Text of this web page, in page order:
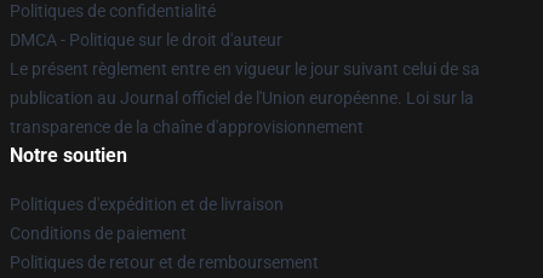
Politiques de confidentialité
DMCA - Politique sur le droit d'auteur
Le présent règlement entre en vigueur le jour suivant celui de sa
publication au Journal officiel de l'Union européenne. Loi sur la
transparence de la chaîne d'approvisionnement
Notre soutien
Politiques d'expédition et de livraison
Conditions de paiement
Politiques de retour et de remboursement